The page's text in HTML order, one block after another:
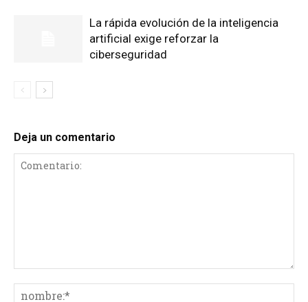
La rápida evolución de la inteligencia
artificial exige reforzar la
ciberseguridad
Deja un comentario